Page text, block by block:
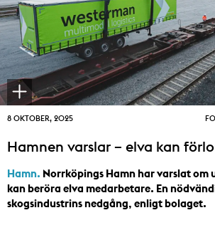
8 OKTOBER, 2025
Hamnen varslar – elva kan
Hamn. Norrköpings Hamn har varslat om
kan beröra elva medarbetare. En
skogsindustrins nedgång, enligt bolaget.